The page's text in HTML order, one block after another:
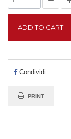
ADD TO CART
Condividi
PRINT